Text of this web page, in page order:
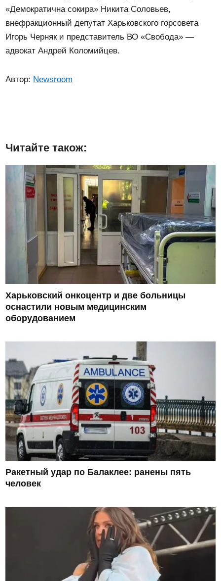
«Демократична сокира» Никита Соловьев,
внефракционный депутат Харьковского горсовета
Игорь Черняк и представитель ВО «Свобода» —
адвокат Андрей Коломийцев.
Автор: Newsroom
Читайте також:
Харьковский онкоцентр и две больницы
оснастили новым медицинским
оборудованием
Ракетный удар по Балаклее: ранены пять
человек